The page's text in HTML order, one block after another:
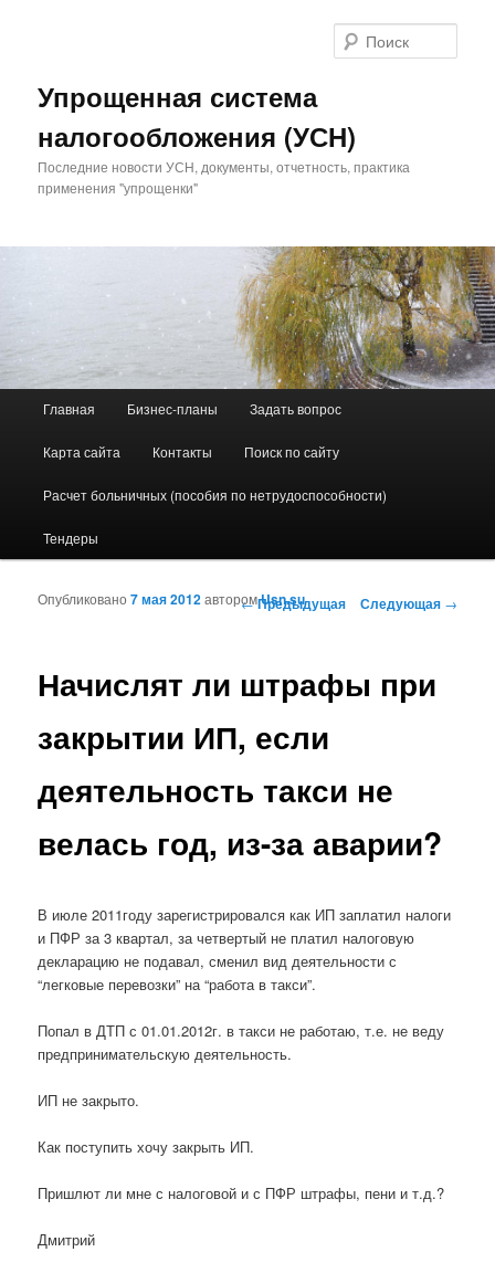
Упрощенная система
налогообложения (УСН)
Последние новости УСН, документы, отчетность, практика
применения "упрощенки"
Перейти к основному содержимому
Перейти к дополнительному содержимому
Главная Бизнес-планы Задать вопрос
Карта сайта Контакты Поиск по сайту
Расчет больничных (пособия по нетрудоспособности)
Тендеры
Навигация по записям
←Предыдущая Следующая →
Начислят ли штрафы при
закрытии ИП, если
деятельность такси не
велась год, из-за аварии?
Опубликовано7 мая 2012авторомUsn.su
В июле 2011году зарегистрировался как ИП заплатил налоги
и ПФР за 3 квартал, за четвертый не платил налоговую
декларацию не подавал, сменил вид деятельности с
“легковые перевозки” на “работа в такси”.
Попал в ДТП с 01.01.2012г. в такси не работаю, т.е. не веду
предпринимательскую деятельность.
ИП не закрыто.
Как поступить хочу закрыть ИП.
Пришлют ли мне с налоговой и с ПФР штрафы, пени и т.д.?
Дмитрий